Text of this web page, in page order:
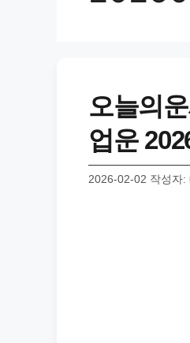
오늘의
업운
2026-02-02 작성자: